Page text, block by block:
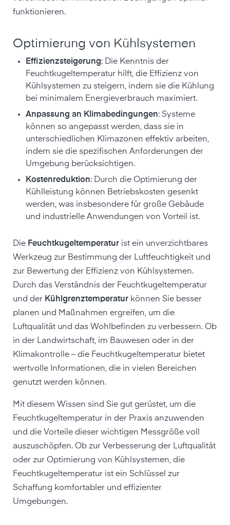
funktionieren.
Optimierung von Kühlsystemen
Effizienzsteigerung: Die Kenntnis der
Feuchtkugeltemperatur hilft, die Effizienz von
Kühlsystemen zu steigern, indem sie die Kühlung
bei minimalem Energieverbrauch maximiert.
Anpassung an Klimabedingungen: Systeme
können so angepasst werden, dass sie in
unterschiedlichen Klimazonen effektiv arbeiten,
indem sie die spezifischen Anforderungen der
Umgebung berücksichtigen.
Kostenreduktion: Durch die Optimierung der
Kühlleistung können Betriebskosten gesenkt
werden, was insbesondere für große Gebäude
und industrielle Anwendungen von Vorteil ist.
Die Feuchtkugeltemperatur ist ein unverzichtbares
Werkzeug zur Bestimmung der Luftfeuchtigkeit und
zur Bewertung der Effizienz von Kühlsystemen.
Durch das Verständnis der Feuchtkugeltemperatur
und der Kühlgrenztemperatur können Sie besser
planen und Maßnahmen ergreifen, um die
Luftqualität und das Wohlbefinden zu verbessern. Ob
in der Landwirtschaft, im Bauwesen oder in der
Klimakontrolle – die Feuchtkugeltemperatur bietet
wertvolle Informationen, die in vielen Bereichen
genutzt werden können.
Mit diesem Wissen sind Sie gut gerüstet, um die
Feuchtkugeltemperatur in der Praxis anzuwenden
und die Vorteile dieser wichtigen Messgröße voll
auszuschöpfen. Ob zur Verbesserung der Luftqualität
oder zur Optimierung von Kühlsystemen, die
Feuchtkugeltemperatur ist ein Schlüssel zur
Schaffung komfortabler und effizienter
Umgebungen.